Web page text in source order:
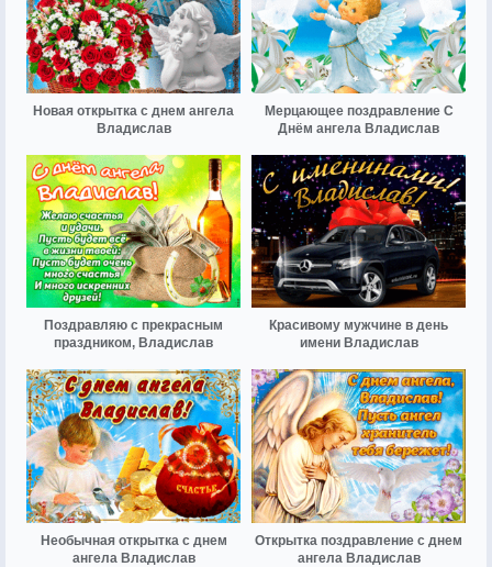
Новая открытка с днем ангела
Владислав
Мерцающее поздравление С
Днём ангела Владислав
Поздравляю с прекрасным
праздником, Владислав
Красивому мужчине в день
имени Владислав
Необычная открытка с днем
ангела Владислав
Открытка поздравление с днем
ангела Владислав